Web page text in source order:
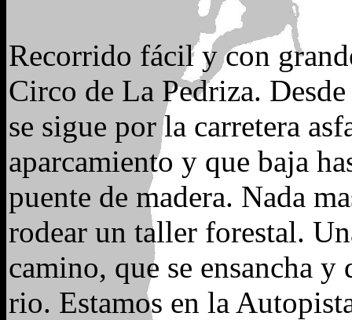
Recorrido fácil y con
Circo de La Pedriza.
se sigue por la carretera
aparcamiento y que baja
puente de madera. Nada
rodear un taller forestal.
camino, que se ensancha
rio. Estamos en la